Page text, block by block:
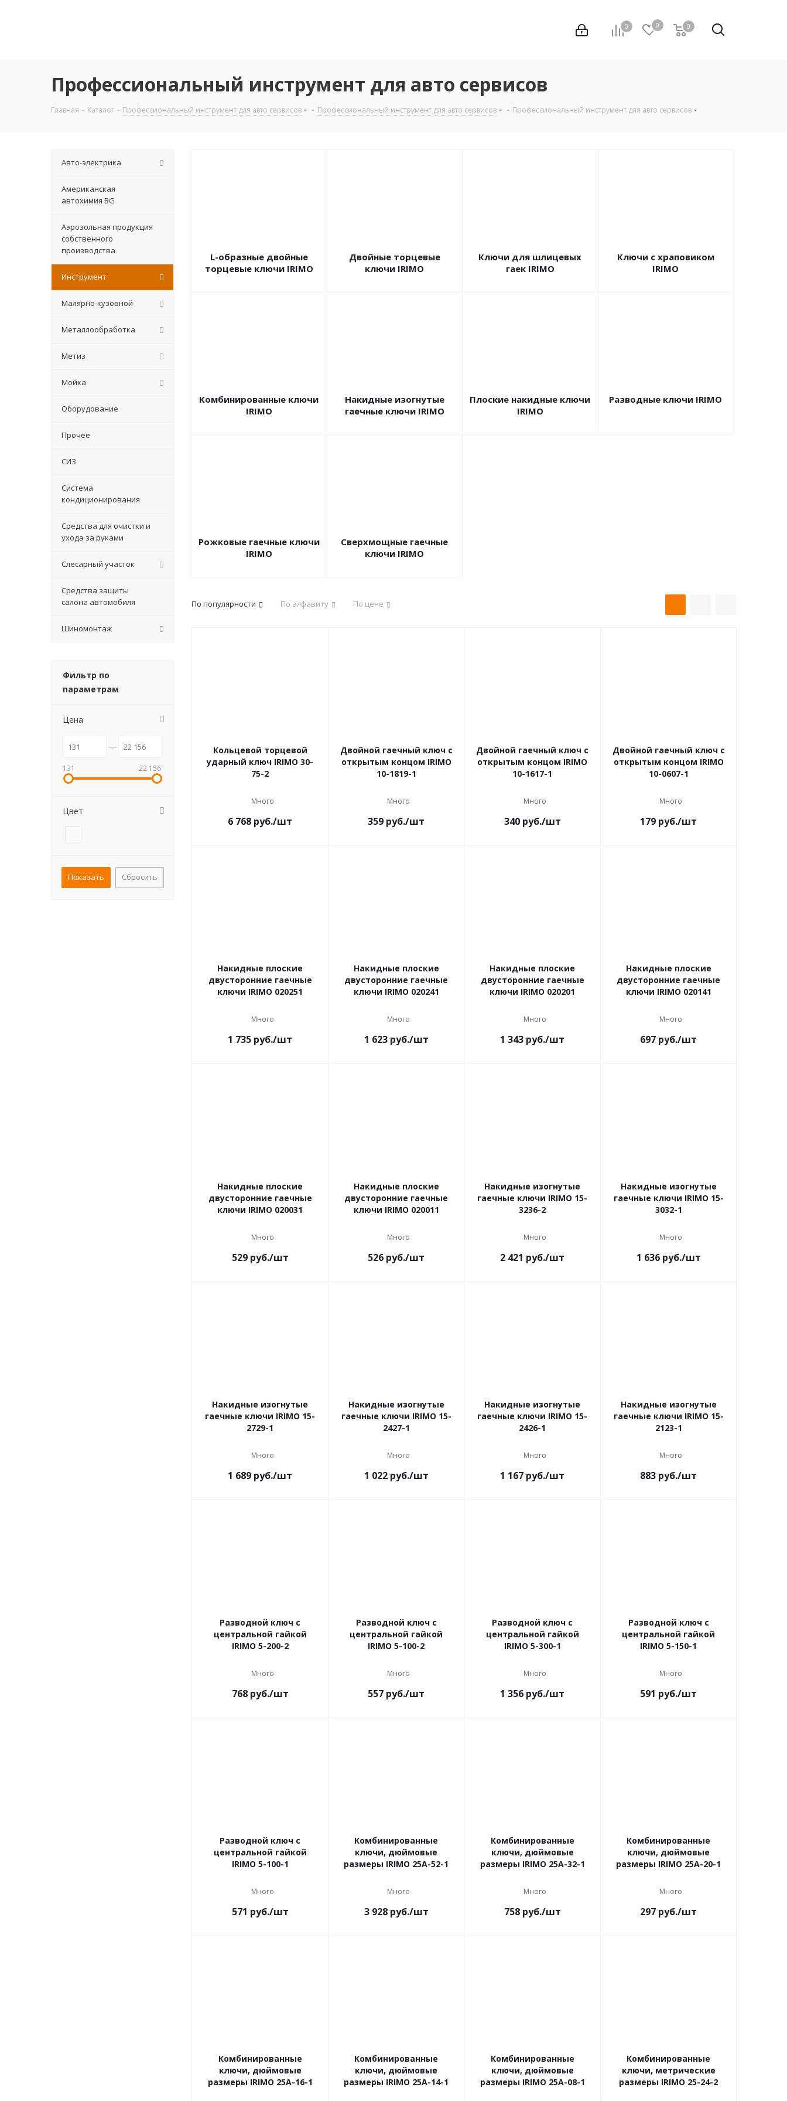
0 0 0
Профессиональный инструмент для авто сервисов
Главная - Каталог - Профессиональный инструмент для авто сервисов - Профессиональный инструмент для авто сервисов - Профессиональный инструмент для авто сервисов
L-образные двойные
торцевые ключи IRIMO
Двойные торцевые
ключи IRIMO
Ключи для шлицевых
гаек IRIMO
Ключи с храповиком
IRIMO
Комбинированные ключи
IRIMO
Накидные изогнутые
гаечные ключи IRIMO
Плоские накидные ключи
IRIMO
Разводные ключи IRIMO
Рожковые гаечные ключи
IRIMO
Сверхмощные гаечные
ключи IRIMO
По популярности По алфавиту По цене
Кольцевой торцевой
ударный ключ IRIMO 30-
75-2
Много
6 768 руб./шт
Двойной гаечный ключ с
открытым концом IRIMO
10-1819-1
Много
359 руб./шт
Двойной гаечный ключ с
открытым концом IRIMO
10-1617-1
Много
340руб./шт
Двойной гаечный ключ с
открытым концом IRIMO
10-0607-1
Много
179 руб./шт
Накидные плоские
двусторонние гаечные
ключи IRIMO 020251
Много
1 735 руб./шт
Накидные плоские
двусторонние гаечные
ключи IRIMO 020241
Много
1 623руб./шт
Накидные плоские
двусторонние гаечные
ключи IRIMO 020201
Много
1 343 руб./шт
Накидные плоские
двусторонние гаечные
ключи IRIMO 020141
Много
697 руб./шт
Накидные плоские
двусторонние гаечные
ключи IRIMO 020031
Много
529руб./шт
Накидные плоские
двусторонние гаечные
ключи IRIMO 020011
Много
526 руб./шт
Накидные изогнутые
гаечные ключи IRIMO 15-
3236-2
Много
2 421 руб./шт
Накидные изогнутые
гаечные ключи IRIMO 15-
3032-1
Много
1 636руб./шт
Накидные изогнутые
гаечные ключи IRIMO 15-
2729-1
Много
1 689 руб./шт
Накидные изогнутые
гаечные ключи IRIMO 15-
2427-1
Много
1 022руб./шт
Накидные изогнутые
гаечные ключи IRIMO 15-
2426-1
Много
1 167 руб./шт
Накидные изогнутые
гаечные ключи IRIMO 15-
2123-1
Много
883 руб./шт
Разводной ключ с
центральной гайкой
IRIMO 5-200-2
Много
768руб./шт
Разводной ключ с
центральной гайкой
IRIMO 5-100-2
Много
557 руб./шт
Разводной ключ с
центральной гайкой
IRIMO 5-300-1
Много
1 356 руб./шт
Разводной ключ с
центральной гайкой
IRIMO 5-150-1
Много
591 руб./шт
Разводной ключ с
центральной гайкой
IRIMO 5-100-1
Много
571 руб./шт
Комбинированные
ключи, дюймовые
размеры IRIMO 25A-52-1
Много
3 928руб./шт
Комбинированные
ключи, дюймовые
размеры IRIMO 25A-32-1
Много
758руб./шт
Комбинированные
ключи, дюймовые
размеры IRIMO 25A-20-1
Много
297 руб./шт
Комбинированные
ключи, дюймовые
размеры IRIMO 25A-16-1
Комбинированные
ключи, дюймовые
размеры IRIMO 25A-14-1
Комбинированные
ключи, дюймовые
размеры IRIMO 25A-08-1
Комбинированные
ключи, метрические
размеры IRIMO 25-24-2
Авто-электрика
Американская
автохимия BG
Аэрозольная продукция
собственного
производства
Инструмент
Малярно-кузовной
Металлообработка
Метиз
Мойка
Оборудование
Прочее
СИЗ
Система
кондиционирования
Средства для очистки и
ухода за руками
Слесарный участок
Средства защиты
салона автомобиля
Шиномонтаж
Фильтр по
параметрам
Цена
131 22 156
Цвет
Сбросить